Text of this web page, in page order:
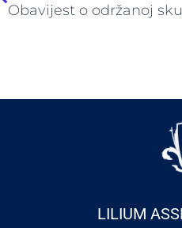
Obavijest o održanoj
LILIUM